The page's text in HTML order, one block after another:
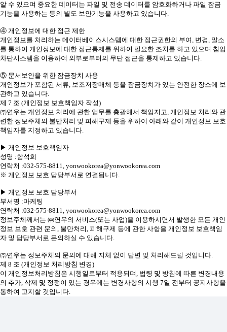
알 수 있으며 중요한 데이터는 파일 및 전송 데이터를 암호화하거나 파일 잠금
기능을 사용하는 등의 별도 보안기능을 사용하고 있습니다.
④ 개인정보에 대한 접근 제한
개인정보를 처리하는 데이터베이스시스템에 대한 접근권한의 부여, 변경, 말소
를 통하여 개인정보에 대한 접근통제를 위하여 필요한 조치를 하고 있으며 침입
차단시스템을 이용하여 외부로부터의 무단 접근을 통제하고 있습니다.
⑤ 문서보안을 위한 잠금장치 사용
개인정보가 포함된 서류, 보조저장매체 등을 잠금장치가 있는 안전한 장소에 보
관하고 있습니다.
제 7 조 (개인정보 보호책임자 작성)
㈜연우는 개인정보 처리에 관한 업무를 총괄해서 책임지고, 개인정보 처리와 관
련한 정보주체의 불만처리 및 피해구제 등을 위하여 아래와 같이 개인정보 보호
책임자를 지정하고 있습니다.
▶ 개인정보 보호책임자
성명 :함석희
연락처 :032-575-8811, yonwookorea@yonwookorea.com
※ 개인정보 보호 담당부서로 연결됩니다.
▶ 개인정보 보호 담당부서
부서명 :마케팅
연락처 :032-575-8811, yonwookorea@yonwookorea.com
정보주체께서는 ㈜연우의 서비스(또는 사업)을 이용하시면서 발생한 모든 개인
정보 보호 관련 문의, 불만처리, 피해구제 등에 관한 사항을 개인정보 보호책임
자 및 담당부서로 문의하실 수 있습니다.
㈜연우는 정보주체의 문의에 대해 지체 없이 답변 및 처리해드릴 것입니다.
제 8 조 (개인정보 처리방침 변경)
이 개인정보처리방침은 시행일로부터 적용되며, 법령 및 방침에 따른 변경내용
의 추가, 삭제 및 정정이 있는 경우에는 변경사항의 시행 7일 전부터 공지사항을
통하여 고지할 것입니다.